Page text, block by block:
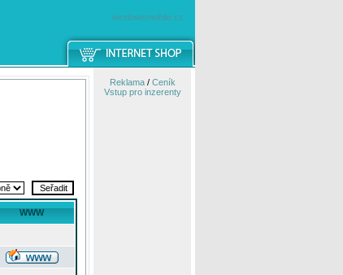
windowsmobile.cz
WWW
Reklama/ Ceník
Vstup pro inzerenty